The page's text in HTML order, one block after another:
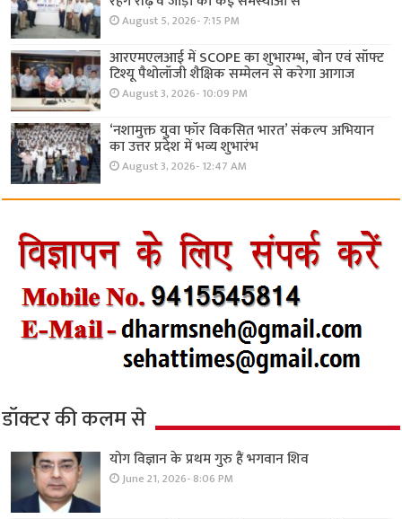
August 5, 2026- 7:15 PM
आरएमएलआई में SCOPE का शुभारम्भ, बोन एवं सॉफ्ट
टिश्यू पैथोलॉजी शैक्षिक सम्मेलन से करेगा आगाज
August 3, 2026- 10:09 PM
‘नशामुक्त युवा फॉर विकसित भारत’ संकल्प अभियान
का उत्तर प्रदेश में भव्य शुभारंभ
August 3, 2026- 12:47 AM
डॉक्टर की कलम से
योग विज्ञान के प्रथम गुरु हैं भगवान शिव
June 21, 2026- 8:06 PM